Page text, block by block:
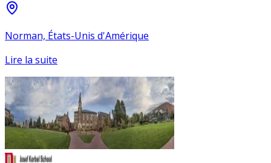
Norman, États-Unis d'Amérique
Lire la suite